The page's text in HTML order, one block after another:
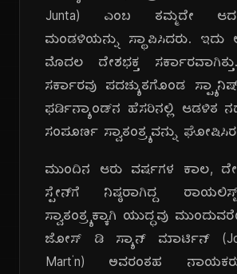
Junta) ಎಂಬ ತಮ್ಮದೇ ಆದ
ಮಂಡಳಿಯನ್ನು ಸ್ಥಾಪಿಸಿದರು. ಇದು
ಮೊದಲ ದೇಶಭಕ್ತ
ಸರ್ಕಾರವು ಪದಚ್ಯುತಗೊಂಡ
ಫರ್ಡಿನ್ಯಾಂಡ್‌ನ ಹೆಸರಿನಲ್ಲಿ ಆಡಳಿತ
ಸಂಪೂರ್ಣ ಸ್ವಾತಂತ್ರ್ಯವನ್ನು
ಮುಂದಿನ ಆರು ವರ್ಷಗಳ ಕಾಲ,
ಸ್ಪೇನ್‌ಗೆ ನಿಷ್ಠರಾಗಿದ್ದ
ಸ್ವಾತಂತ್ರ್ಯಕ್ಕಾಗಿ ಯುದ್ಧವು
ಜೋಸ್ ಡಿ ಸ್ಯಾನ್ ಮಾರ್ಟಿನ್
Martín) ಅವರಂತಹ